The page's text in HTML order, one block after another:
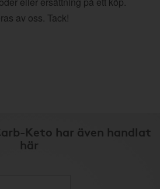
av oss. Tack!
Keto har även handlat
här